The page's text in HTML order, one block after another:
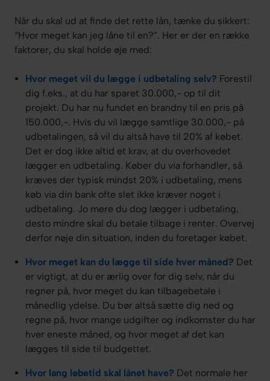
Når du skal ud at finde det rette lån, tænke du sikkert:
“Hvor meget kan jeg låne til en?”. Her er der en række
faktorer, du skal holde øje med:
Hvor meget vil du lægge i udbetaling selv? Forestil
dig f.eks., at du har sparet 30.000,- op til dit
projekt. Du har nu fundet en brandny til en pris på
150.000,-. Hvis du vil lægge samtlige 30.000,- på
udbetalingen, så vil du altså have til 20% af købet.
Det er dog ikke altid et krav, at du overhovedet
lægger en udbetaling. Køber du via forhandler, så
kræves der typisk mindst 20% i udbetaling, mens
køb via din bank ofte slet ikke kræver noget i
udbetaling. Jo mere du dog lægger i udbetaling,
desto mindre skal du betale tilbage i renter. Overvej
derfor nøje din situation, inden du foretager købet.
Hvor meget kan du lægge til side hver måned? Det
er vigtigt, at du er ærlig over for dig selv, når du
regner på, hvor meget du kan tilbagebetale i
månedlig ydelse. Du bør altså sætte dig ned og
regne på, hvor mange udgifter og indkomster du har
hver eneste måned, og hvor meget af det kan
lægges til side til budgettet.
Hvor lang løbetid skal lånet have? Det normale her